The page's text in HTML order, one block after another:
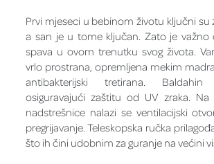
Prvi mjeseci u bebinom životu ključni su
a san je u tome ključan. Zato je
spava u ovom trenutku svog života.
vrlo prostrana, opremljena mekim
antibakterijski tretirana.
osiguravajući zaštitu od UV zraka. Na
nadstrešnice nalazi se ventilacijski
pregrijavanje. Teleskopska ručka
što ih čini udobnim za guranje na većini